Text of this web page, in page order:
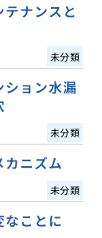
ナンスと
未分類
ション水漏
未分類
カニズム
未分類
なことに